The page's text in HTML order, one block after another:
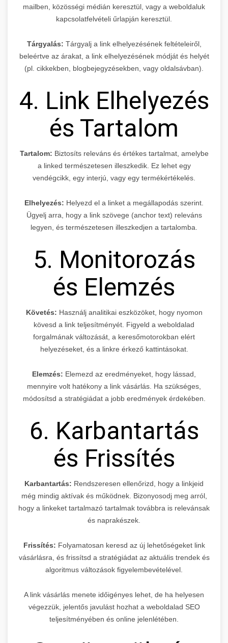
mailben, közösségi médián keresztül, vagy a weboldaluk
kapcsolatfelvételi űrlapján keresztül.
Tárgyalás: Tárgyalj a link elhelyezésének feltételeiről,
beleértve az árakat, a link elhelyezésének módját és helyét
(pl. cikkekben, blogbejegyzésekben, vagy oldalsávban).
4. Link Elhelyezés
és Tartalom
Tartalom: Biztosíts releváns és értékes tartalmat, amelybe
a linked természetesen illeszkedik. Ez lehet egy
vendégcikk, egy interjú, vagy egy termékértékelés.
Elhelyezés: Helyezd el a linket a megállapodás szerint.
Ügyelj arra, hogy a link szövege (anchor text) releváns
legyen, és természetesen illeszkedjen a tartalomba.
5. Monitorozás
és Elemzés
Követés: Használj analitikai eszközöket, hogy nyomon
kövesd a link teljesítményét. Figyeld a weboldalad
forgalmának változását, a keresőmotorokban elért
helyezéseket, és a linkre érkező kattintásokat.
Elemzés: Elemezd az eredményeket, hogy lássad,
mennyire volt hatékony a link vásárlás. Ha szükséges,
módosítsd a stratégiádat a jobb eredmények érdekében.
6. Karbantartás
és Frissítés
Karbantartás: Rendszeresen ellenőrizd, hogy a linkjeid
még mindig aktívak és működnek. Bizonyosodj meg arról,
hogy a linkeket tartalmazó tartalmak továbbra is relevánsak
és naprakészek.
Frissítés: Folyamatosan keresd az új lehetőségeket link
vásárlásra, és frissítsd a stratégiádat az aktuális trendek és
algoritmus változások figyelembevételével.
A link vásárlás menete időigényes lehet, de ha helyesen
végezzük, jelentős javulást hozhat a weboldalad SEO
teljesítményében és online jelenlétében.